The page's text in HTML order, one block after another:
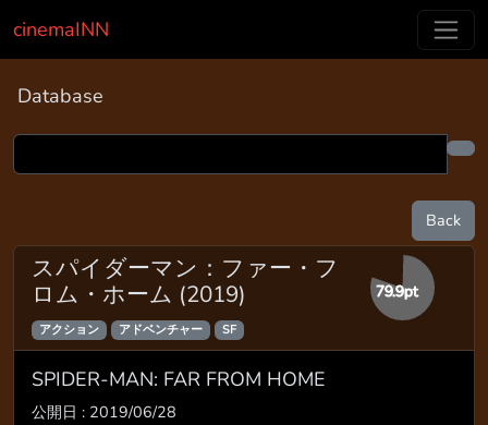
cinemaINN
Database
Back
スパイダーマン：ファー・フ
ロム・ホーム (2019)
アクション アドベンチャー SF
79.9pt
SPIDER-MAN: FAR FROM HOME
公開日 : 2019/06/28